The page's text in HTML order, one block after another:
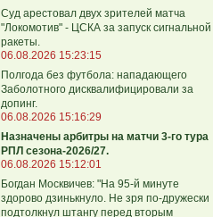
Суд арестовал двух зрителей матча
"Локомотив" - ЦСКА за запуск сигнальной
ракеты.
06.08.2026 15:23:15
Полгода без футбола: нападающего
Заболотного дисквалифицировали за
допинг.
06.08.2026 15:16:29
Назначены арбитры на матчи 3-го тура
РПЛ сезона-2026/27.
06.08.2026 15:12:01
Богдан Москвичев: "На 95‑й минуте
здорово дзинькнуло. Не зря по‑дружески
подтолкнул штангу перед вторым